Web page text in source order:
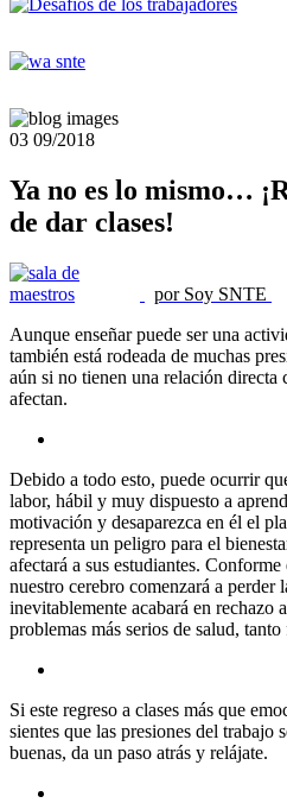
03 09/2018
Ya no es lo mismo…
de dar clases!
por Soy SNTE
Aunque enseñar puede ser una
también está rodeada de muchas
aún si no tienen una relación directa
afectan.
Debido a todo esto, puede ocurrir
labor, hábil y muy dispuesto a
motivación y desaparezca en él el
representa un peligro para el
afectará a sus estudiantes. Conforme
nuestro cerebro comenzará a perder
inevitablemente acabará en rechazo
problemas más serios de salud,
Si este regreso a clases más que
sientes que las presiones del trabajo
buenas, da un paso atrás y relájate.